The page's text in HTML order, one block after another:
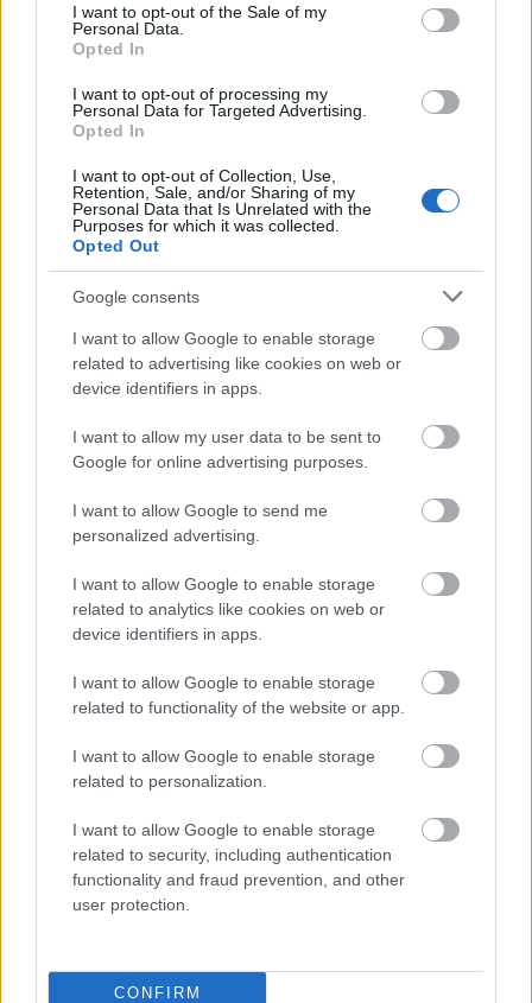
consent section.
I want to opt-out of the Sale of my
Personal Data.
Opted In
I want to opt-out of processing my
Personal Data for Targeted Advertising.
Opted In
I want to opt-out of Collection, Use,
Retention, Sale, and/or Sharing of my
Personal Data that Is Unrelated with the
Purposes for which it was collected.
Opted Out
Google consents
I want to allow Google to enable storage
related to advertising like cookies on web or
device identifiers in apps.
I want to allow my user data to be sent to
Google for online advertising purposes.
I want to allow Google to send me
personalized advertising.
I want to allow Google to enable storage
related to analytics like cookies on web or
device identifiers in apps.
I want to allow Google to enable storage
related to functionality of the website or app.
I want to allow Google to enable storage
related to personalization.
I want to allow Google to enable storage
related to security, including authentication
functionality and fraud prevention, and other
user protection.
CONFIRM
helyre kerülni? Kis sorozatomban megosztom a
kulcsszavasgoogle keresőoptimalizálás
Description = leírás - A
honlapoptimalizás szempontjai - 5
ungparty
Kis sorozatomban megosztom aGoogle
keresőoptimalizálásnéhány műhelytitkát - saját
ismereteim és hétéves gyakorlati tapasztalataim
alapján.